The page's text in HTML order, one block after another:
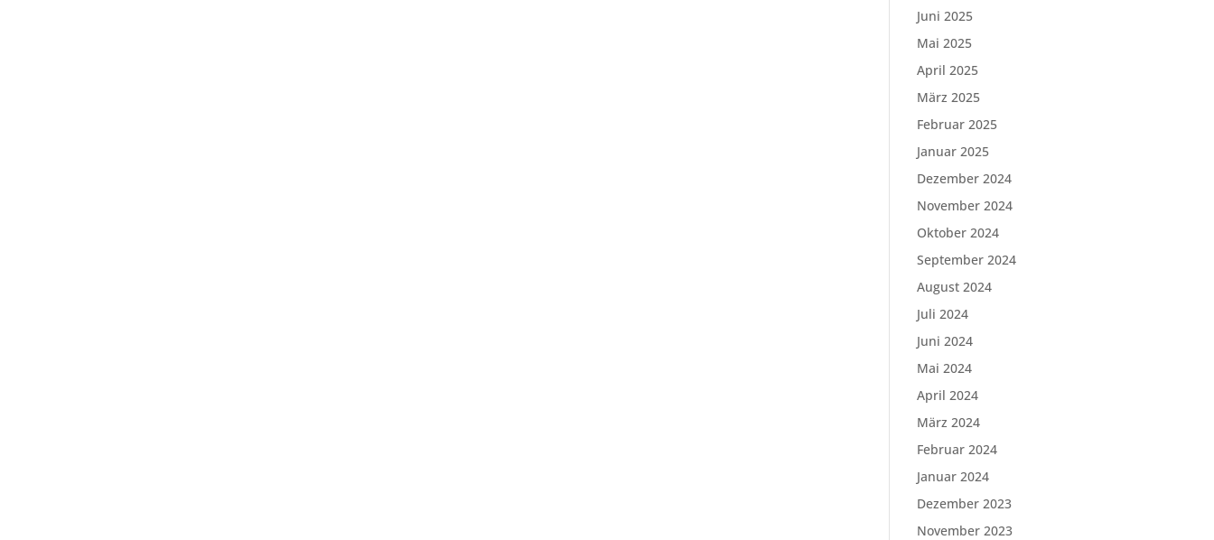
Juni 2025
Mai 2025
April 2025
März 2025
Februar 2025
Januar 2025
Dezember 2024
November 2024
Oktober 2024
September 2024
August 2024
Juli 2024
Juni 2024
Mai 2024
April 2024
März 2024
Februar 2024
Januar 2024
Dezember 2023
November 2023